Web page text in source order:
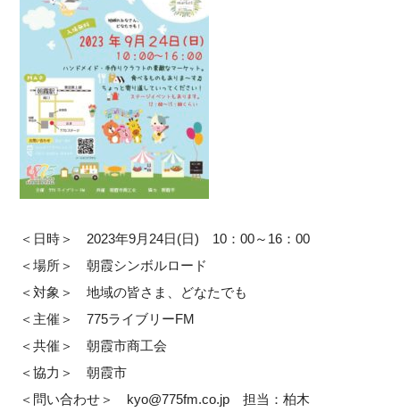
＜日時＞ 2023年9月24日(日) 10：00～16：00
＜場所＞ 朝霞シンボルロード
＜対象＞ 地域の皆さま、どなたでも
＜主催＞ 775ライブリーFM
＜共催＞ 朝霞市商工会
＜協力＞ 朝霞市
＜問い合わせ＞ kyo@775fm.co.jp 担当：柏木